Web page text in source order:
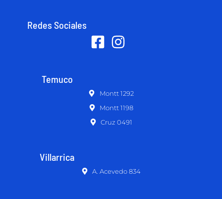
Redes Sociales
Temuco
Montt 1292
Montt 1198
Cruz 0491
Villarrica
A. Acevedo 834